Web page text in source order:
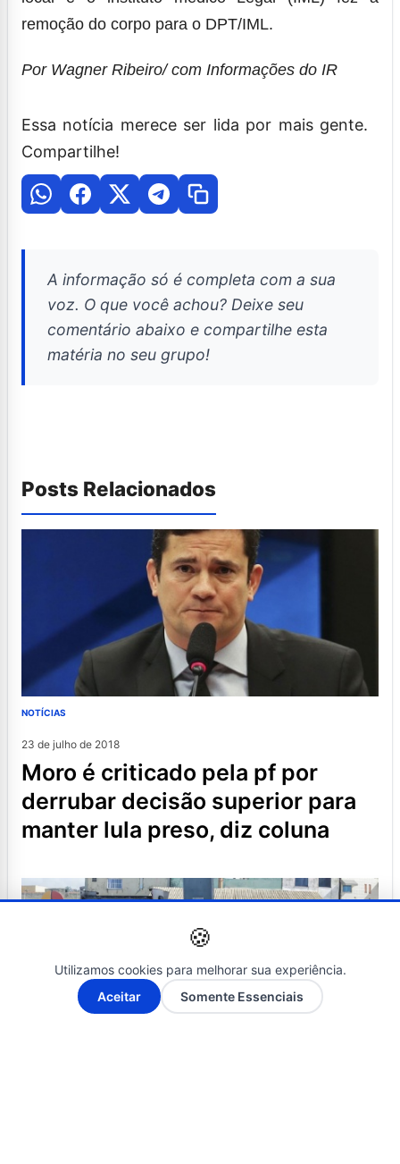
remoção do corpo para o DPT/IML.
Por Wagner Ribeiro/ com Informações do IR
Essa notícia merece ser lida por mais gente.
Compartilhe!
A informação só é completa com a sua
voz. O que você achou? Deixe seu
comentário abaixo e compartilhe esta
matéria no seu grupo!
Posts Relacionados
NOTÍCIAS
23 de julho de 2018
moro é criticado pela pf por
derrubar decisão superior para
manter lula preso, diz coluna
A- A+
🍪
Utilizamos cookies para melhorar sua experiência.
Aceitar
Somente Essenciais